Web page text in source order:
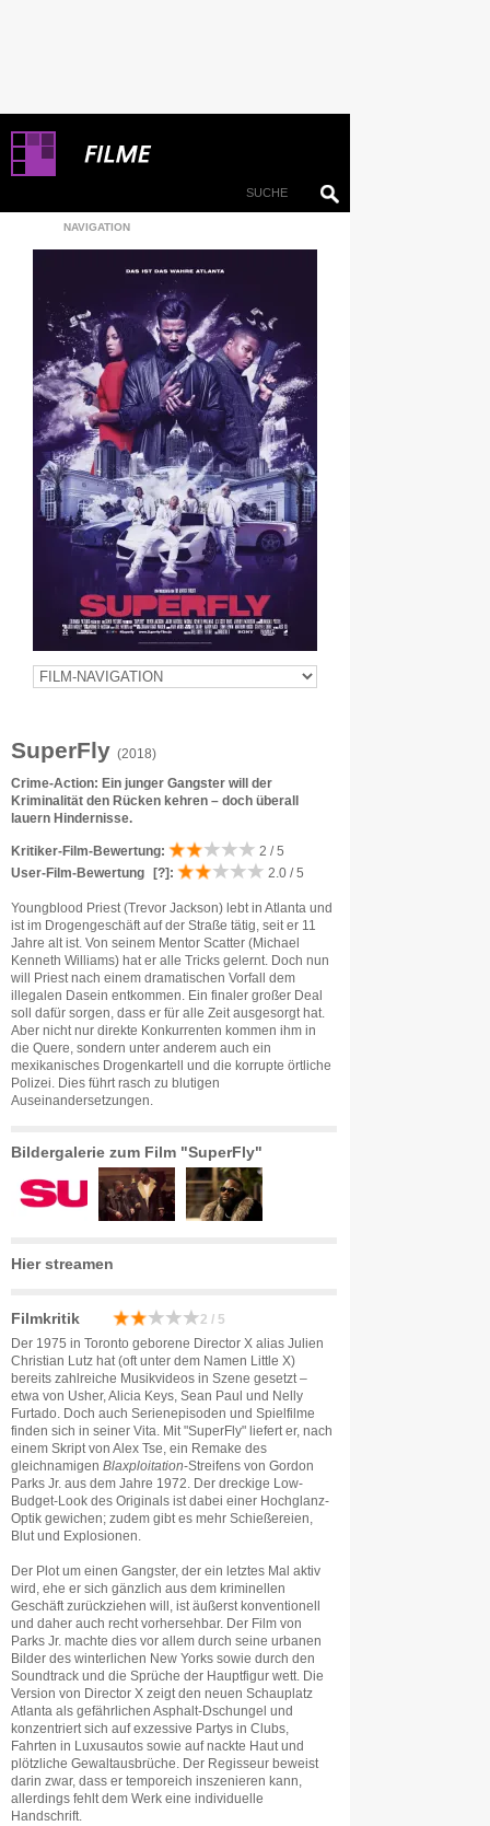
NAVIGATION
SuperFly (2018)
Crime-Action: Ein junger Gangster will der
Kriminalität den Rücken kehren – doch überall
lauern Hindernisse.
Kritiker-Film-Bewertung:
2 / 5
User-Film-Bewertung
[?] : 2.0 / 5
Youngblood Priest (Trevor Jackson) lebt in Atlanta und
ist im Drogengeschäft auf der Straße tätig, seit er 11
Jahre alt ist. Von seinem Mentor Scatter (Michael
Kenneth Williams) hat er alle Tricks gelernt. Doch nun
will Priest nach einem dramatischen Vorfall dem
illegalen Dasein entkommen. Ein finaler großer Deal
soll dafür sorgen, dass er für alle Zeit ausgesorgt hat.
Aber nicht nur direkte Konkurrenten kommen ihm in
die Quere, sondern unter anderem auch ein
mexikanisches Drogenkartell und die korrupte örtliche
Polizei. Dies führt rasch zu blutigen
Auseinandersetzungen.
Bildergalerie zum Film "SuperFly"
Hier streamen
Filmkritik 2 / 5
Der 1975 in Toronto geborene Director X alias Julien
Christian Lutz hat (oft unter dem Namen Little X)
bereits zahlreiche Musikvideos in Szene gesetzt –
etwa von Usher, Alicia Keys, Sean Paul und Nelly
Furtado. Doch auch Serienepisoden und Spielfilme
finden sich in seiner Vita. Mit "SuperFly" liefert er, nach
einem Skript von Alex Tse, ein Remake des
gleichnamigen Blaxploitation-Streifens von Gordon
Parks Jr. aus dem Jahre 1972. Der dreckige Low-
Budget-Look des Originals ist dabei einer Hochglanz-
Optik gewichen; zudem gibt es mehr Schießereien,
Blut und Explosionen.
Der Plot um einen Gangster, der ein letztes Mal aktiv
wird, ehe er sich gänzlich aus dem kriminellen
Geschäft zurückziehen will, ist äußerst konventionell
und daher auch recht vorhersehbar. Der Film von
Parks Jr. machte dies vor allem durch seine urbanen
Bilder des winterlichen New Yorks sowie durch den
Soundtrack und die Sprüche der Hauptfigur wett. Die
Version von Director X zeigt den neuen Schauplatz
Atlanta als gefährlichen Asphalt-Dschungel und
konzentriert sich auf exzessive Partys in Clubs,
Fahrten in Luxusautos sowie auf nackte Haut und
plötzliche Gewaltausbrüche. Der Regisseur beweist
darin zwar, dass er temporeich inszenieren kann,
allerdings fehlt dem Werk eine individuelle
Handschrift.